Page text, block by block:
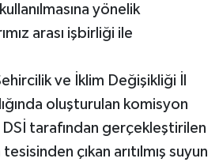
yönelik
arası işbirliği ile
ve İklim Değişikliği İl
oluşturulan komisyon
DSİ tarafından gerçekleştirilen
çıkan arıtılmış suyun